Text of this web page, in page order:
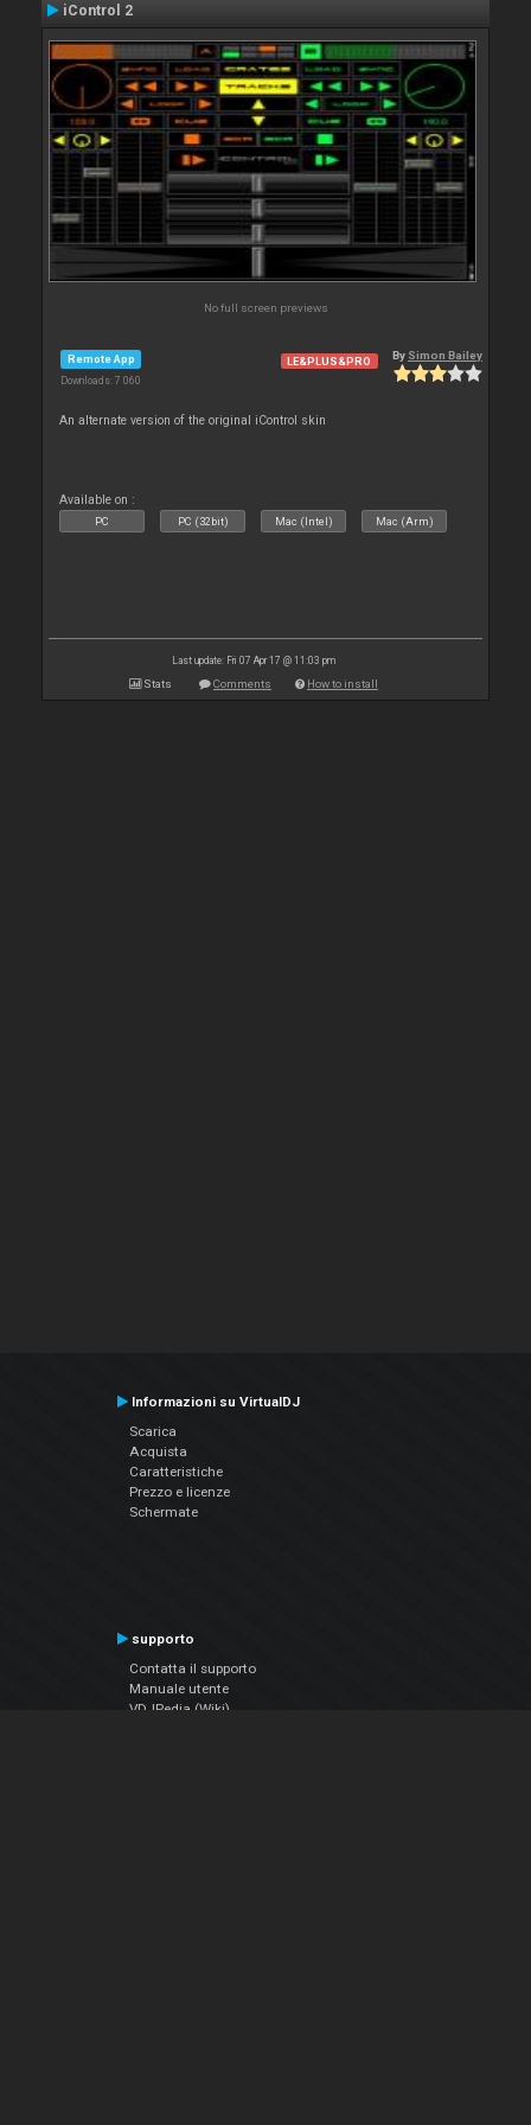
iControl 2
No full screen previews
Remote App
Downloads: 7 060
LE&PLUS&PRO By Simon Bailey
An alternate version of the original iControl skin
Available on :
PC PC (32bit) Mac (Intel) Mac (Arm)
Last update: Fri 07 Apr 17 @ 11:03 pm
Stats Comments How to install
Informazioni su VirtualDJ
Scarica
Acquista
Caratteristiche
Prezzo e licenze
Schermate
supporto
Contatta il supporto
Manuale utente
VDJPedia (Wiki)